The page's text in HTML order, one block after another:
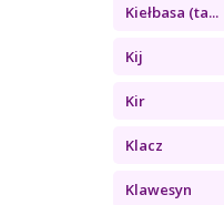
Kiełbasa (ta...
Kij
Kir
Klacz
Klawesyn